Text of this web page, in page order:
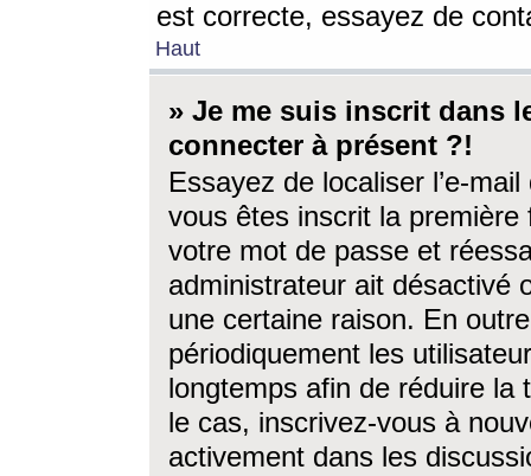
est correcte, essayez de
Haut
» Je me suis inscrit dans
connecter à présent ?!
Essayez de localiser l’e-
vous êtes inscrit la première
votre mot de passe et
administrateur ait désactivé
une certaine raison. En
périodiquement les
longtemps afin de réduire la
le cas, inscrivez-vous à
activement dans les